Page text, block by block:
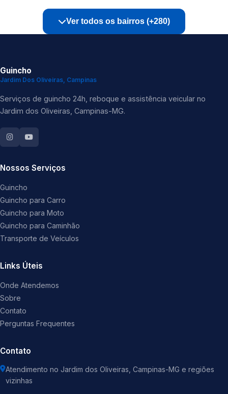
Ver todos os bairros (+280)
Guincho
Jardim Dos Oliveiras, Campinas
Serviços de guincho 24h, reboque e assistência veicular no
Jardim dos Oliveiras, Campinas-MG.
Nossos Serviços
Guincho
Guincho para Carro
Guincho para Moto
Guincho para Caminhão
Transporte de Veículos
Links Úteis
Onde Atendemos
Sobre
Contato
Perguntas Frequentes
Contato
Atendimento no Jardim dos Oliveiras, Campinas-MG e regiões
vizinhas